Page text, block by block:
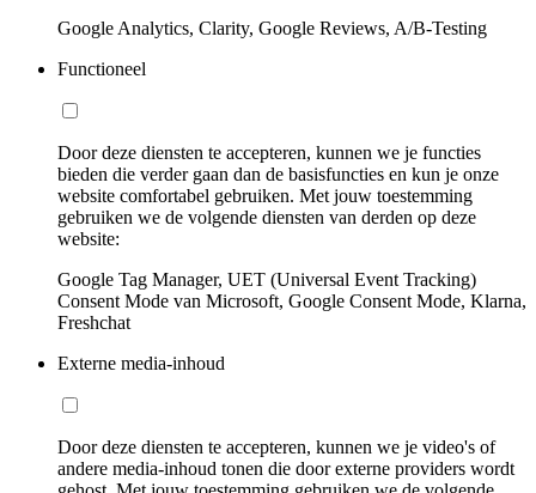
Google Analytics, Clarity, Google Reviews, A/B-Testing
Functioneel
Door deze diensten te accepteren, kunnen we je functies
bieden die verder gaan dan de basisfuncties en kun je onze
website comfortabel gebruiken. Met jouw toestemming
gebruiken we de volgende diensten van derden op deze
website:
Google Tag Manager, UET (Universal Event Tracking)
Consent Mode van Microsoft, Google Consent Mode, Klarna,
Freshchat
Externe media-inhoud
Door deze diensten te accepteren, kunnen we je video's of
andere media-inhoud tonen die door externe providers wordt